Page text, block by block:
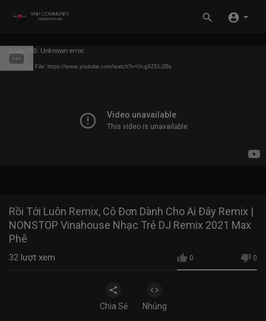
Code 150: Unknown error.
Download File: https://www.youtube.com/watch?v=UcgXZELi2Bs
Rồi Tới Luôn Remix, Cô Đơn Dành Cho Ai Đây Remix |
NONSTOP Vinahouse Nhạc Trẻ DJ Remix 2021 Max
Phê
0 0
32 lượt xem
Chia Sẻ Nhúng